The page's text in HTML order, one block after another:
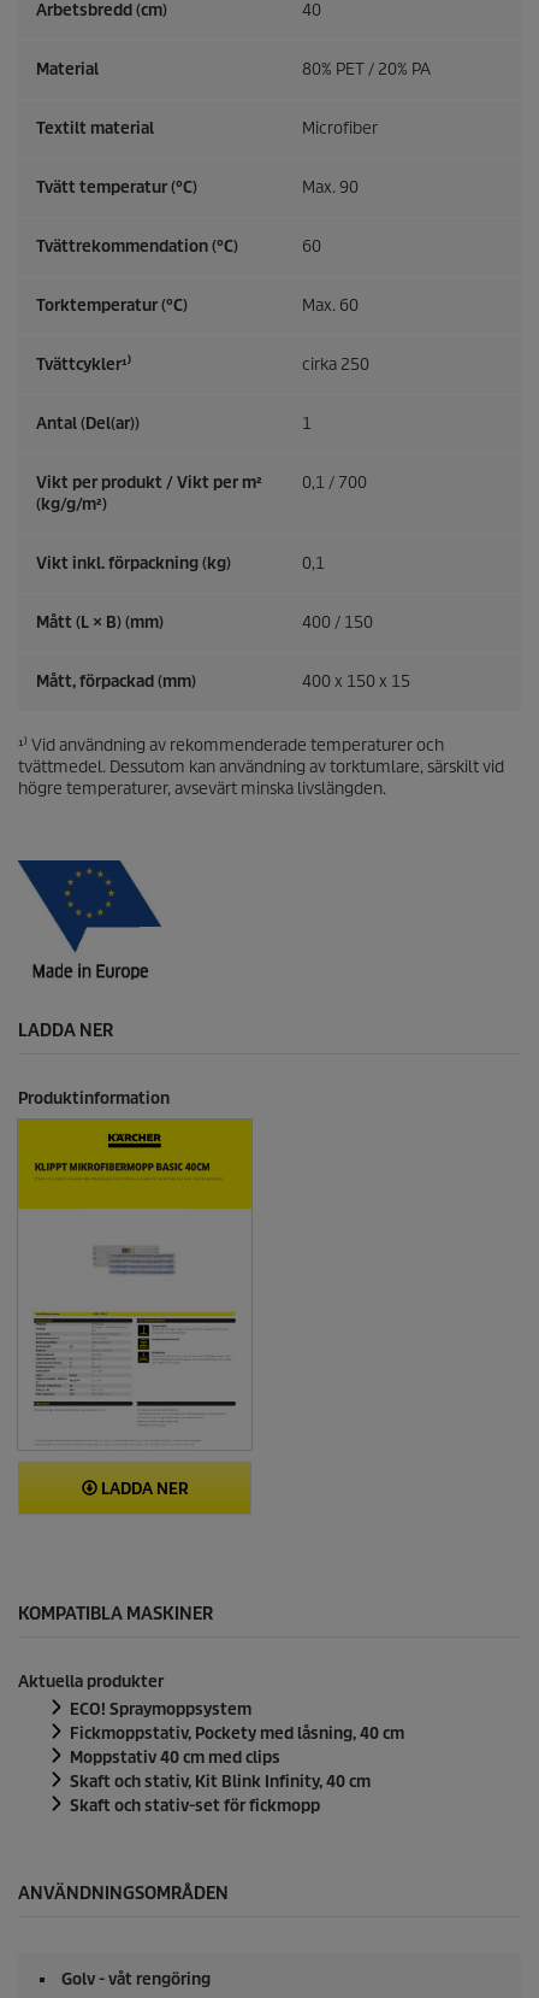
Arbetsbredd (cm) 40
Material 80% PET / 20% PA
Textilt material Microfiber
Tvätt temperatur (°C) Max. 90
Tvättrekommendation (°C) 60
Torktemperatur (°C) Max. 60
Tvättcykler¹⁾ cirka 250
Antal (Del(ar)) 1
Vikt per produkt / Vikt per m²
(kg/g/m²)
0,1 / 700
Vikt inkl. förpackning (kg) 0,1
Mått (L × B) (mm) 400 / 150
Mått, förpackad (mm) 400 x 150 x 15
¹⁾ Vid användning av rekommenderade temperaturer och
tvättmedel. Dessutom kan användning av torktumlare, särskilt vid
högre temperaturer, avsevärt minska livslängden.
LADDA NER
Produktinformation
LADDA NER
KOMPATIBLA MASKINER
Aktuella produkter
ECO! Spraymoppsystem
Fickmoppstativ, Pockety med låsning, 40 cm
Moppstativ 40 cm med clips
Skaft och stativ, Kit Blink Infinity, 40 cm
Skaft och stativ-set för fickmopp
ANVÄNDNINGSOMRÅDEN
Golv - våt rengöring